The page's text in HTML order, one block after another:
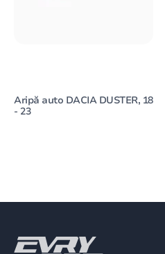
Aripă auto DACIA DUSTER, 18
- 23